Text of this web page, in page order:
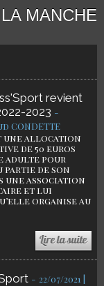
MANCHE
revient
2023 -
CONDETTE
une allocation
de 50 euros
adulte pour
de son
une association
et lui
organise au
- 22/07/2021 |